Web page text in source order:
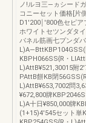
ノ!ルヨ三―ヵシード
コニーセット価格[片
D1′200￨′800色セピ
ホワイトセツンダタ
パネル筋画七プンダ
KBPH066SS{R・
L)AttB¥521,30015附
PAttB餅KB閉
L)AttB¥653,7002問
¥672,800牌
L)A十日¥850,000牌
(1+15)4′545セット